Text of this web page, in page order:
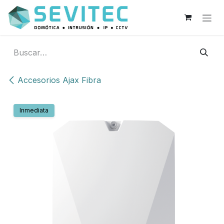
Ir al contenido
Accesorios Ajax Fibra
Inmediata